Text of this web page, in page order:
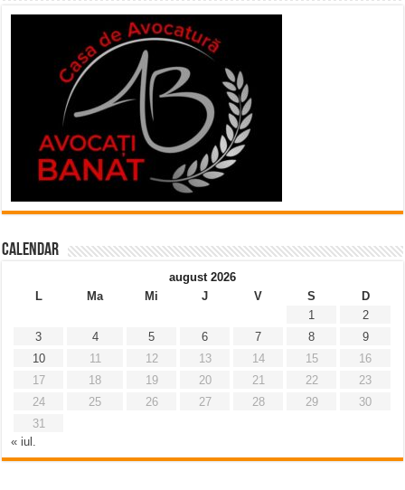
Calendar
august 2026
L
Ma Mi J V S
D
1
2
3
4 5 6 7 8
9
10
11 12 13 14 15
16
17
18 19 20 21 22
23
24
25 26 27 28 29
30
31
« iul.